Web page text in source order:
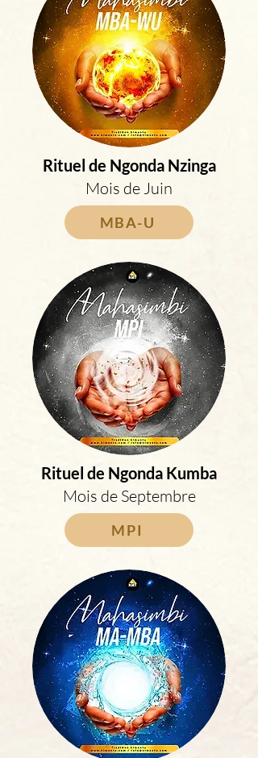
Rituel de Ngonda Nzinga
Mois de Juin
MBA-U
Rituel de Ngonda Kumba
Mois de Septembre
MPI